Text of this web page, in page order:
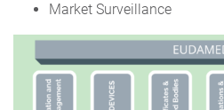
Market Surveillance